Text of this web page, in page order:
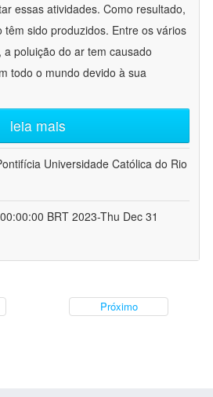
essas atividades. Como resultado,
têm sido produzidos. Entre os vários
poluição do ar tem causado
todo o mundo devido à sua
leia mais
Universidade Católica do Rio
BRT 2023-Thu Dec 31
Próximo